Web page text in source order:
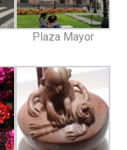
Plaza Mayor